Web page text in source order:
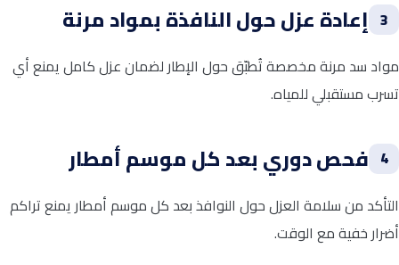
3 إعادة عزل حول النافذة بمواد مرنة
مواد سد مرنة مخصصة تُطبّق حول الإطار لضمان عزل كامل يمنع أي
تسرب مستقبلي للمياه.
4 فحص دوري بعد كل موسم أمطار
التأكد من سلامة العزل حول النوافذ بعد كل موسم أمطار يمنع تراكم
أضرار خفية مع الوقت.